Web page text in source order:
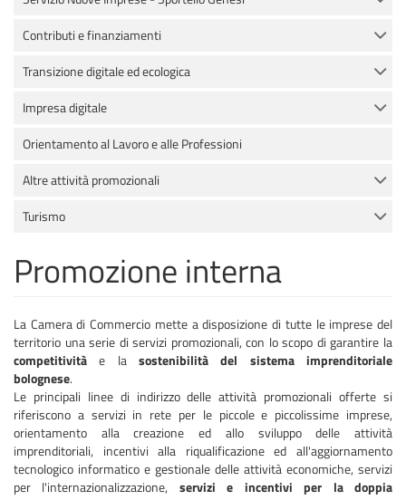
Contributi e finanziamenti
Transizione digitale ed ecologica
Impresa digitale
Orientamento al Lavoro e alle Professioni
Altre attività promozionali
Turismo
Promozione interna
La Camera di Commercio mette a disposizione di tutte le imprese del
territorio una serie di servizi promozionali, con lo scopo di garantire la
competitivitàe lasostenibilità del sistema imprenditoriale
bolognese.
Le principali linee di indirizzo delle attività promozionali offerte si
riferiscono a servizi in rete per le piccole e piccolissime imprese,
orientamento alla creazione ed allo sviluppo delle attività
imprenditoriali, incentivi alla riqualificazione ed all'aggiornamento
tecnologico informatico e gestionale delle attività economiche, servizi
per l'internazionalizzazione, servizi e incentivi per la doppia